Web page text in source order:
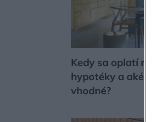
Kedy sa oplatí
hypotéky a aké
vhodné?